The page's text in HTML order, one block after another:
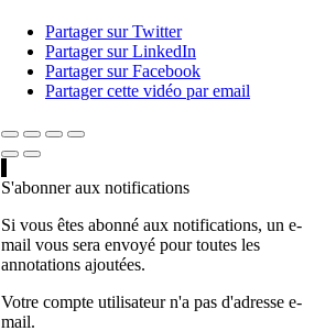
Partager sur Twitter
Partager sur LinkedIn
Partager sur Facebook
Partager cette vidéo par email
S'abonner aux notifications
Si vous êtes abonné aux notifications, un e-
mail vous sera envoyé pour toutes les
annotations ajoutées.
Votre compte utilisateur n'a pas d'adresse e-
mail.